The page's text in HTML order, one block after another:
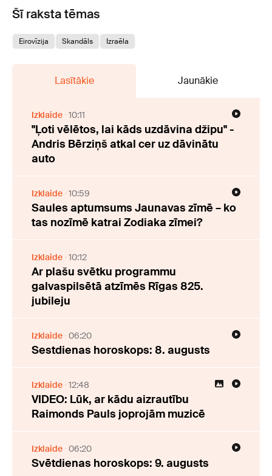
Šī raksta tēmas
Eirovīzija Skandāls Izraēla
Lasītākie Jaunākie
Izklaide 10:11
"Ļoti vēlētos, lai kāds uzdāvina džipu" -
Andris Bērziņš atkal cer uz dāvinātu
auto
Izklaide 10:59
Saules aptumsums Jaunavas zīmē – ko
tas nozīmē katrai Zodiaka zīmei?
Izklaide 10:12
Ar plašu svētku programmu
galvaspilsētā atzīmēs Rīgas 825.
jubileju
Izklaide 06:20
Sestdienas horoskops: 8. augusts
Izklaide 12:48
VIDEO: Lūk, ar kādu aizrautību
Raimonds Pauls joprojām muzicē
Izklaide 06:20
Svētdienas horoskops: 9. augusts